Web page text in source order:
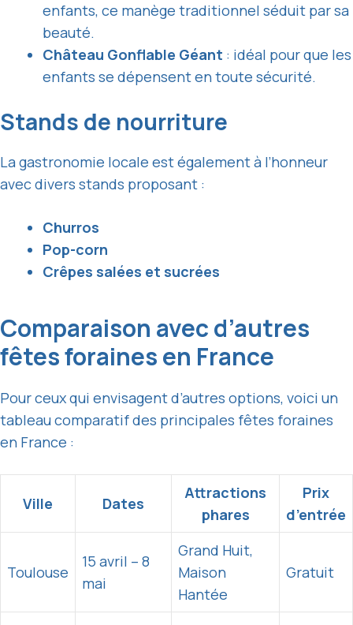
enfants, ce manège traditionnel séduit par sa
beauté.
Château Gonflable Géant : idéal pour que les
enfants se dépensent en toute sécurité.
Stands de nourriture
La gastronomie locale est également à l’honneur
avec divers stands proposant :
Churros
Pop-corn
Crêpes salées et sucrées
Comparaison avec d’autres
fêtes foraines en France
Pour ceux qui envisagent d’autres options, voici un
tableau comparatif des principales fêtes foraines
en France :
Ville Dates
Attractions
phares
Prix
d’entrée
Toulouse
15 avril – 8
mai
Grand Huit,
Maison
Hantée
Gratuit